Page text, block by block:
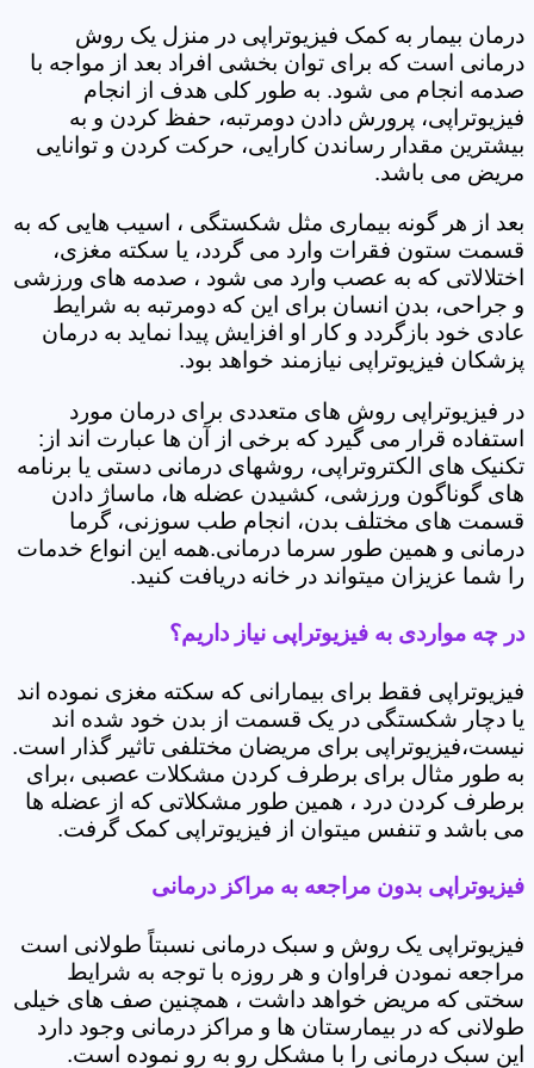
درمان بیمار به کمک فیزیوتراپی در منزل یک روش
درمانی است که برای توان بخشی افراد بعد از مواجه با
صدمه انجام می شود. به طور کلی هدف از انجام
فیزیوتراپی، پرورش دادن دومرتبه، حفظ کردن و به
بیشترین مقدار رساندن کارایی، حرکت کردن و توانایی
مریض می باشد.
بعد از هر گونه بیماری مثل شکستگی ، اسیب هایی که به
قسمت ستون فقرات وارد می گردد، یا سکته مغزی،
اختلالاتی که به عصب وارد می شود ، صدمه های ورزشی
و جراحی، بدن انسان برای این که دومرتبه به شرایط
عادی خود بازگردد و کار او افزایش پیدا نماید به درمان
پزشکان فیزیوتراپی نیازمند خواهد بود.
در فیزیوتراپی روش های متعددی برای درمان مورد
استفاده قرار می گیرد که برخی از آن ها عبارت اند از:
تکنیک های الکتروتراپی، روشهای درمانی دستی یا برنامه
های گوناگون ورزشی، کشیدن عضله ها، ماساژ دادن
قسمت های مختلف بدن، انجام طب سوزنی، گرما
درمانی و همین طور سرما درمانی.همه این انواع خدمات
را شما عزیزان میتواند در خانه دریافت کنید.
در چه مواردی به فیزیوتراپی نیاز داریم؟
فیزیوتراپی فقط برای بیمارانی که سکته مغزی نموده اند
یا دچار شکستگی در یک قسمت از بدن خود شده اند
نیست،فیزیوتراپی برای مریضان مختلفی تاثیر گذار است.
به طور مثال برای برطرف کردن مشکلات عصبی ،برای
برطرف کردن درد ، همین طور مشکلاتی که از عضله ها
می باشد و تنفس میتوان از فیزیوتراپی کمک گرفت.
فیزیوتراپی بدون مراجعه به مراکز درمانی
فیزیوتراپی یک روش و سبک درمانی نسبتاً طولانی است
مراجعه نمودن فراوان و هر روزه با توجه به شرایط
سختی که مریض خواهد داشت ، همچنین صف های خیلی
طولانی که در بیمارستان ها و مراکز درمانی وجود دارد
این سبک درمانی را با مشکل رو به رو نموده است.